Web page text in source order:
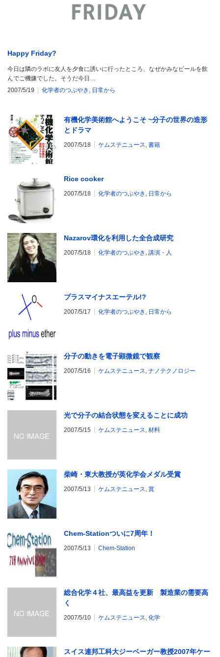
Happy Friday?
今日は隣のラボに友人を夕食に誘いに行ったところ、なぜかみなビールを飲
んでご機嫌でした。そうだ今日…
2007/5/19
化学者のつぶやき 日常から
有機化学美術館へようこそ ~分子の世界の造形
とドラマ
2007/5/18 ケムステニュース 書籍
Rice cooker
2007/5/18 化学者のつぶやき 日常から
Nazarov環化を利用した全合成研究
2007/5/18 化学者のつぶやき 講演・人
プラスマイナスエーテル!?
2007/5/17 化学者のつぶやき 日常から
分子の動きを電子顕微鏡で観察
2007/5/16 ケムステニュース ナノテクノロジー
光で分子の結合状態を変えることに成功
2007/5/15 ケムステニュース 材料
柴崎・東大教授が英化学会メダル受賞
2007/5/13 ケムステニュース 賞
Chem-Stationついに7周年！
2007/5/13 Chem-Station
総合化学４社、最高益を更新 製造業の需要高
く
2007/5/10 ケムステニュース 化学
スイス連邦工科大ジーベーガー教授2007年ケー